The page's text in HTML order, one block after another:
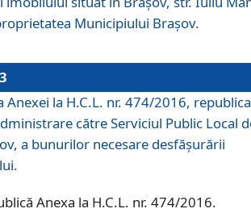
Municipiului Brașov.
Anexei la H.C.L. nr. 474/2016,
către Serviciul Public Local
a bunurilor necesare desfăşurării
Anexa la H.C.L. nr. 474/2016.